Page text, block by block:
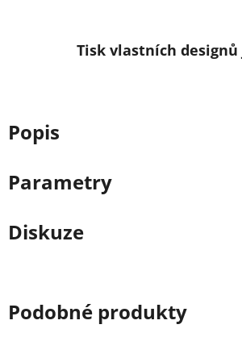
Tisk vlastních designů
Popis
Parametry
Diskuze
Podobné produkty